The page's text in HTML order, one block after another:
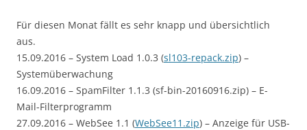
Für diesen Monat fällt es sehr knapp und übersichtlich
aus.
15.09.2016 – System Load 1.0.3 (sl103-repack.zip) –
Systemüberwachung
16.09.2016 – SpamFilter 1.1.3 (sf-bin-20160916.zip) – E-
Mail-Filterprogramm
27.09.2016 – WebSee 1.1 (WebSee11.zip) – Anzeige für USB-